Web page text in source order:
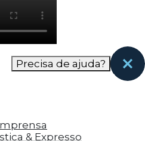
com o site. Esses
informações sobre
de visitantes, taxa de
etc.
compartilhar o
de social
e outros recursos de
Precisa de ajuda?
& Expresso